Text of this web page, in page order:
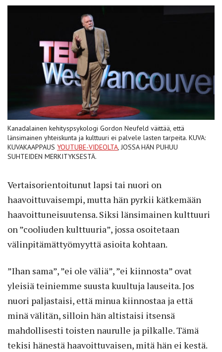
Kanadalainen kehityspsykologi Gordon Neufeld väittää, että
länsimainen yhteiskunta ja kulttuuri ei palvele lasten tarpeita. KUVA:
KUVAKAAPPAUS YOUTUBE-VIDEOLTA, JOSSA HÄN PUHUU
SUHTEIDEN MERKITYKSESTÄ.
Vertaisorientoitunut lapsi tai nuori on
haavoittuvaisempi, mutta hän pyrkii kätkemään
haavoittuneisuutensa. Siksi länsimainen kulttuuri
on ”cooliuden kulttuuria”, jossa osoitetaan
välinpitämättyömyyttä asioita kohtaan.
”Ihan sama”, ”ei ole väliä”, ”ei kiinnosta” ovat
yleisiä teiniemme suusta kuultuja lauseita. Jos
nuori paljastaisi, että minua kiinnostaa ja että
minä välitän, silloin hän altistaisi itsensä
mahdollisesti toisten naurulle ja pilkalle. Tämä
tekisi hänestä haavoittuvaisen, mitä hän ei kestä.